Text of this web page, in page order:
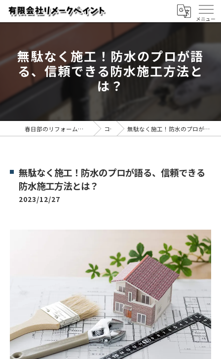
無駄なく施工！防水のプロが語
る、信頼できる防水施工方法と
は？
春日部のリフォームなら有限会社リメークペイント コラム 無駄なく施工！防水のプロが語る、信頼できる防水施工方法とは？
無駄なく施工！防水のプロが語る、信頼できる
防水施工方法とは？
2023/12/27